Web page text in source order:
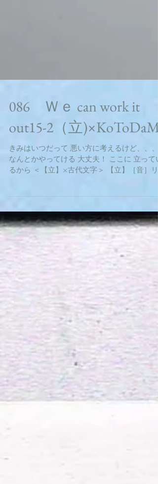
086 Ｗｅ can work it
out15-2（立)×KoToDaMa
きみはいつだって 悪い方に考えるけど、、、
なんとかやってける 大丈夫！ ここに 立ってい
ツ・リュウ［訓］たつ・のぞむ・つくる・た
その立つところの位置を示す